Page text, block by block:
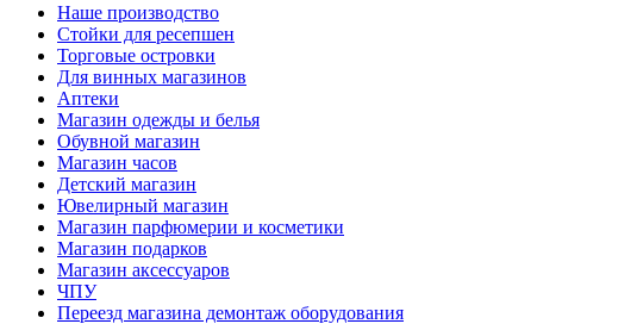
Наше производство
Стойки для ресепшен
Торговые островки
Для винных магазинов
Аптеки
Магазин одежды и белья
Обувной магазин
Магазин часов
Детский магазин
Ювелирный магазин
Магазин парфюмерии и косметики
Магазин подарков
Магазин аксессуаров
ЧПУ
Переезд магазина демонтаж оборудования